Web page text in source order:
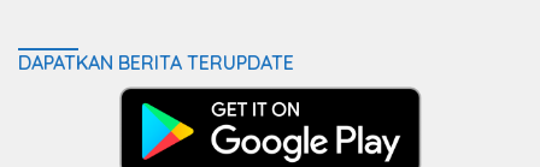
DAPATKAN BERITA TERUPDATE